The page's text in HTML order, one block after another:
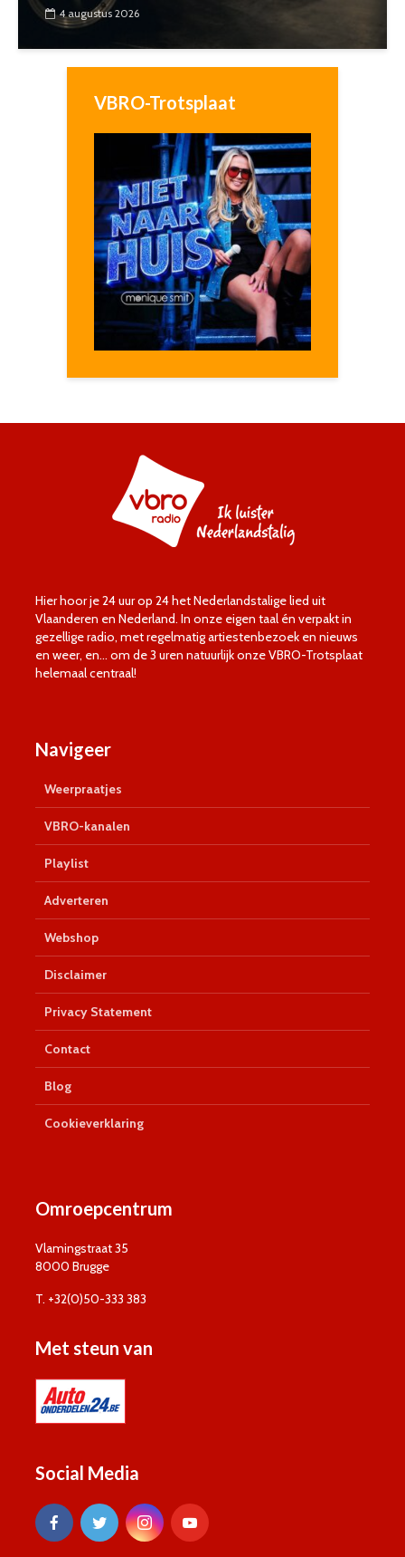
4 augustus 2026
VBRO-Trotsplaat
Hier hoor je 24 uur op 24 het Nederlandstalige lied uit
Vlaanderen en Nederland. In onze eigen taal én verpakt in
gezellige radio, met regelmatig artiestenbezoek en nieuws
en weer, en… om de 3 uren natuurlijk onze VBRO-Trotsplaat
helemaal centraal!
Navigeer
Weerpraatjes
VBRO-kanalen
Playlist
Adverteren
Webshop
Disclaimer
Privacy Statement
Contact
Blog
Cookieverklaring
Omroepcentrum
Vlamingstraat 35
8000 Brugge
T. +32(0)50-333 383
Met steun van
Social Media